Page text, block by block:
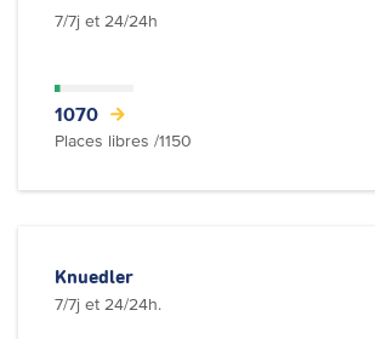
7/7j et 24/24h
1070
Places libres /1150
Knuedler
7/7j et 24/24h.